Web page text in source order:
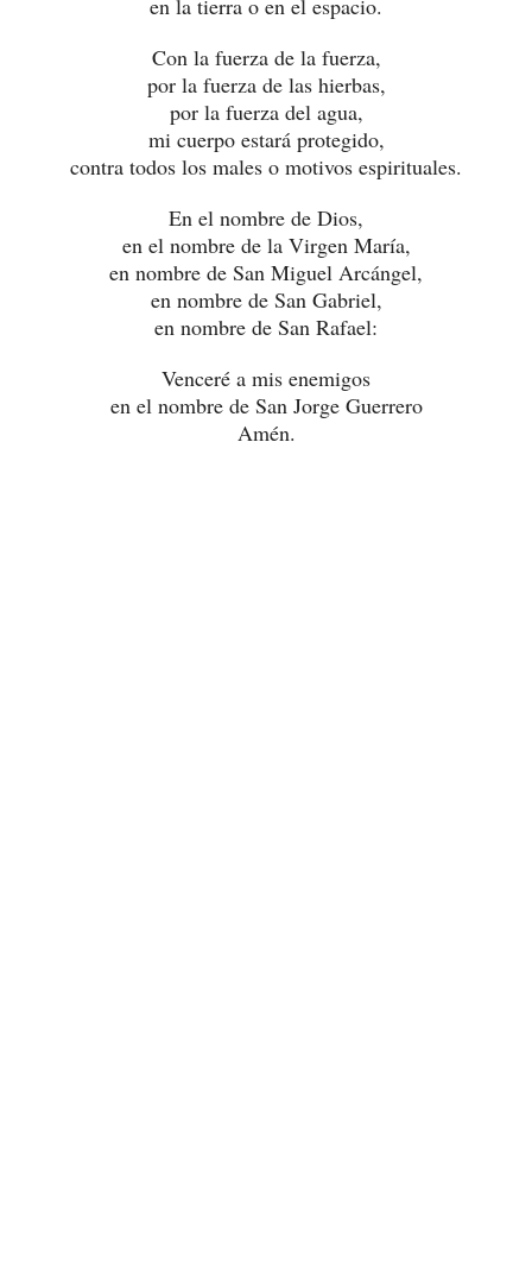
Con la fuerza de la fuerza,
por la fuerza de las hierbas,
por la fuerza del agua,
mi cuerpo estará protegido,
contra todos los males o motivos espirituales.
En el nombre de Dios,
en el nombre de la Virgen María,
en nombre de San Miguel Arcángel,
en nombre de San Gabriel,
en nombre de San Rafael:
Venceré a mis enemigos
en el nombre de San Jorge Guerrero
Amén.